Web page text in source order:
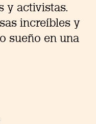
y activistas.
increíbles y
sueño en una